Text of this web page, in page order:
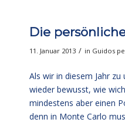
Die
11. Januar 2013 / in Guidos
Als wir in diesem Jahr
wieder bewusst, wie
mindestens aber einen
denn in Monte Carlo